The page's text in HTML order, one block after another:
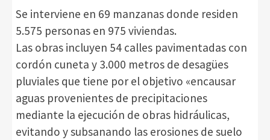
Se interviene en 69 manzanas donde residen
5.575 personas en 975 viviendas.
Las obras incluyen 54 calles pavimentadas con
cordón cuneta y 3.000 metros de desagües
pluviales que tiene por el objetivo «encausar
aguas provenientes de precipitaciones
mediante la ejecución de obras hidráulicas,
evitando y subsanando las erosiones de suelo